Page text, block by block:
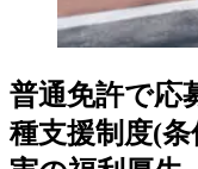
普通免許で応
種支援制度(